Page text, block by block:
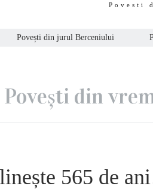
Povesti
Povești din jurul Berceniului
Povești din
565 de